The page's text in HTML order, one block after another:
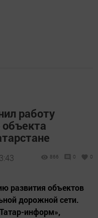
работу
866 0 0
развития объектов
дорожной сети.
информ»,